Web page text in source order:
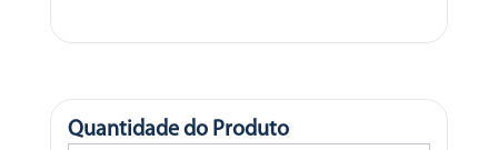
Quantidade do Produto